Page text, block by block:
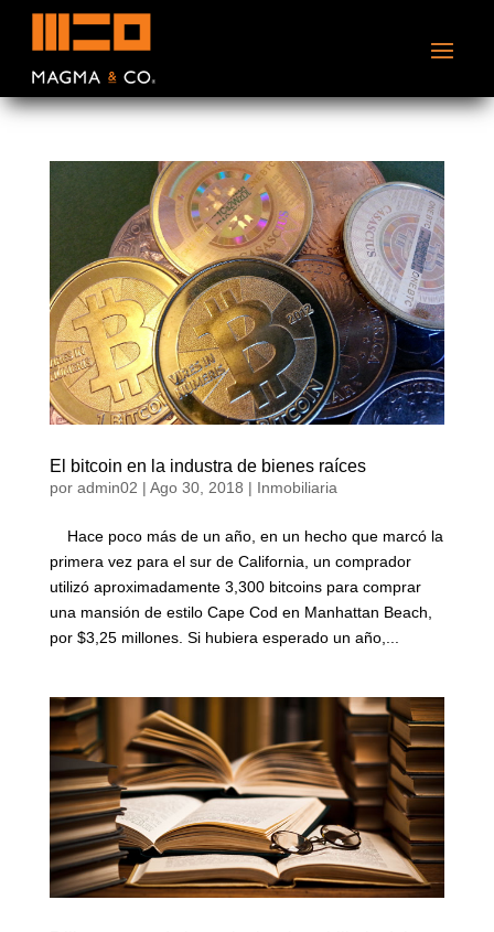
El bitcoin en la industra de bienes raíces
por admin02 | Ago 30, 2018 | Inmobiliaria
Hace poco más de un año, en un hecho que marcó la
primera vez para el sur de California, un comprador
utilizó aproximadamente 3,300 bitcoins para comprar
una mansión de estilo Cape Cod en Manhattan Beach,
por $3,25 millones. Si hubiera esperado un año,...